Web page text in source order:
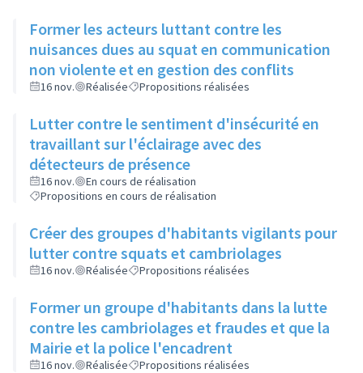
Former les acteurs luttant contre les
nuisances dues au squat en communication
non violente et en gestion des conflits
16 nov. Réalisée Propositions réalisées
Lutter contre le sentiment d'insécurité en
travaillant sur l'éclairage avec des
détecteurs de présence
16 nov.
En cours de réalisation
Propositions en cours de réalisation
Créer des groupes d'habitants vigilants pour
lutter contre squats et cambriolages
16 nov. Réalisée Propositions réalisées
Former un groupe d'habitants dans la lutte
contre les cambriolages et fraudes et que la
Mairie et la police l'encadrent
16 nov. Réalisée Propositions réalisées